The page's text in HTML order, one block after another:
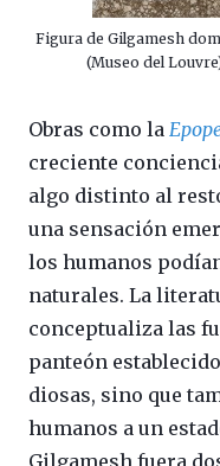
Figura de Gilgamesh
(Museo del
Obras como la
creciente
algo distinto al
una sensación
los humanos
naturales. La
conceptualiza las
panteón
diosas, sino que
humanos a un